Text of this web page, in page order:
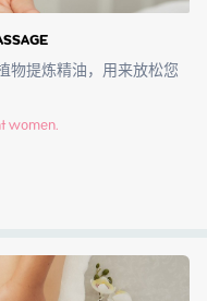
物提炼精油，用来放松您
women.